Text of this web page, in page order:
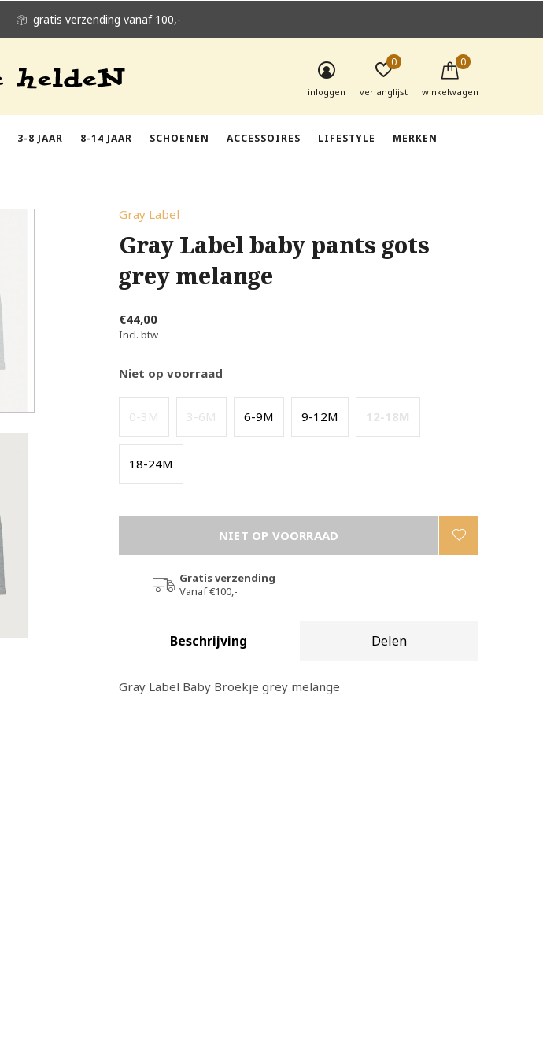
3-8 JAAR 8-14 JAAR SCHOENEN ACCESSOIRES LIFESTYLE MERKEN
inloggen verlanglijst
0
winkelwagen
0
gratis verzending vanaf 100,-
Gray Label
Gray Label baby pants gots
grey melange
€44,00
Incl. btw
Niet op voorraad
0-3M 3-6M 6-9M 9-12M 12-18M
18-24M
NIET OP VOORRAAD
Gratis verzending
Vanaf €100,-
Beschrijving Delen
Gray Label Baby Broekje grey melange